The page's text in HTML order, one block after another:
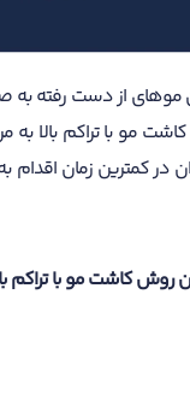
موهای از دست رفته
مو با تراکم بالا
زمان اقدام به
روش کاشت مو با تراکم